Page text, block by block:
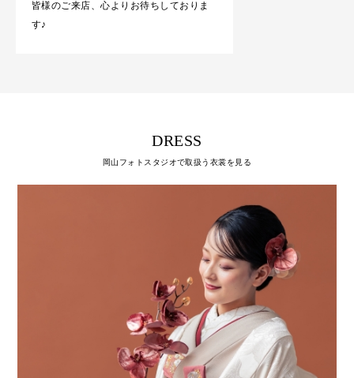
皆様のご来店、心よりお待ちしておりま
す♪
DRESS
岡山フォトスタジオで取扱う衣裳を見る